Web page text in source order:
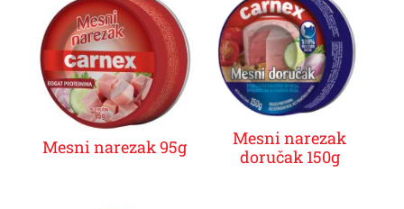
Mesni narezak 95g
Mesni narezak
doručak 150g